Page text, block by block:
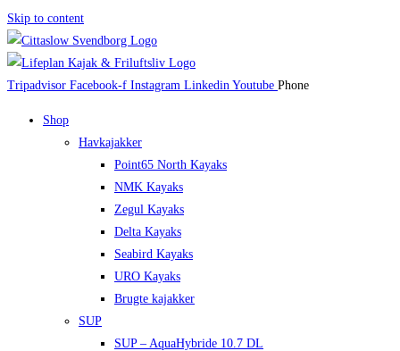
Skip to content
Tripadvisor Facebook-f Instagram Linkedin Youtube Phone
Shop
Havkajakker
Point65 North Kayaks
NMK Kayaks
Zegul Kayaks
Delta Kayaks
Seabird Kayaks
URO Kayaks
Brugte kajakker
SUP
SUP – AquaHybride 10.7 DL